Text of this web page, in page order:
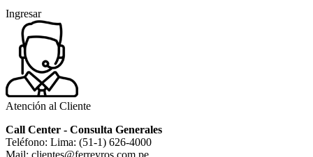
Ingresar
Atención al Cliente
Call Center - Consulta Generales
Teléfono: Lima: (51-1) 626-4000